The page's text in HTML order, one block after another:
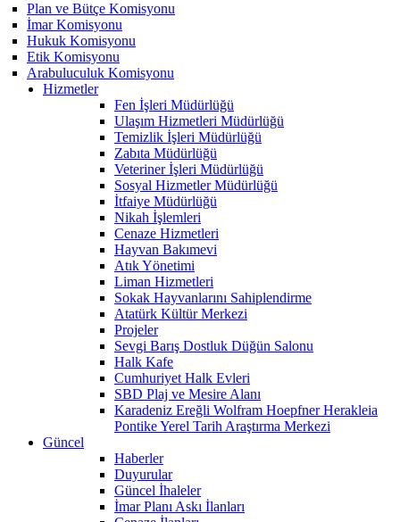
Plan ve Bütçe Komisyonu
İmar Komisyonu
Hukuk Komisyonu
Etik Komisyonu
Arabuluculuk Komisyonu
Hizmetler
Fen İşleri Müdürlüğü
Ulaşım Hizmetleri Müdürlüğü
Temizlik İşleri Müdürlüğü
Zabıta Müdürlüğü
Veteriner İşleri Müdürlüğü
Sosyal Hizmetler Müdürlüğü
İtfaiye Müdürlüğü
Nikah İşlemleri
Cenaze Hizmetleri
Hayvan Bakımevi
Atık Yönetimi
Liman Hizmetleri
Sokak Hayvanlarını Sahiplendirme
Atatürk Kültür Merkezi
Projeler
Sevgi Barış Dostluk Düğün Salonu
Halk Kafe
Cumhuriyet Halk Evleri
SBD Plaj ve Mesire Alanı
Karadeniz Ereğli Wolfram Hoepfner Herakleia
Pontike Yerel Tarih Araştırma Merkezi
Güncel
Haberler
Duyurular
Güncel İhaleler
İmar Planı Askı İlanları